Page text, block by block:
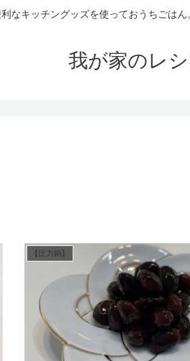
なキッチングッズを使っておうちごは
我が家のレ
【圧力鍋】